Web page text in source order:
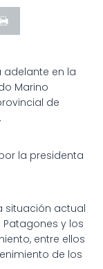
adelante en la
Marino
de
la presidenta
situación actual
y los
entre ellos
de los